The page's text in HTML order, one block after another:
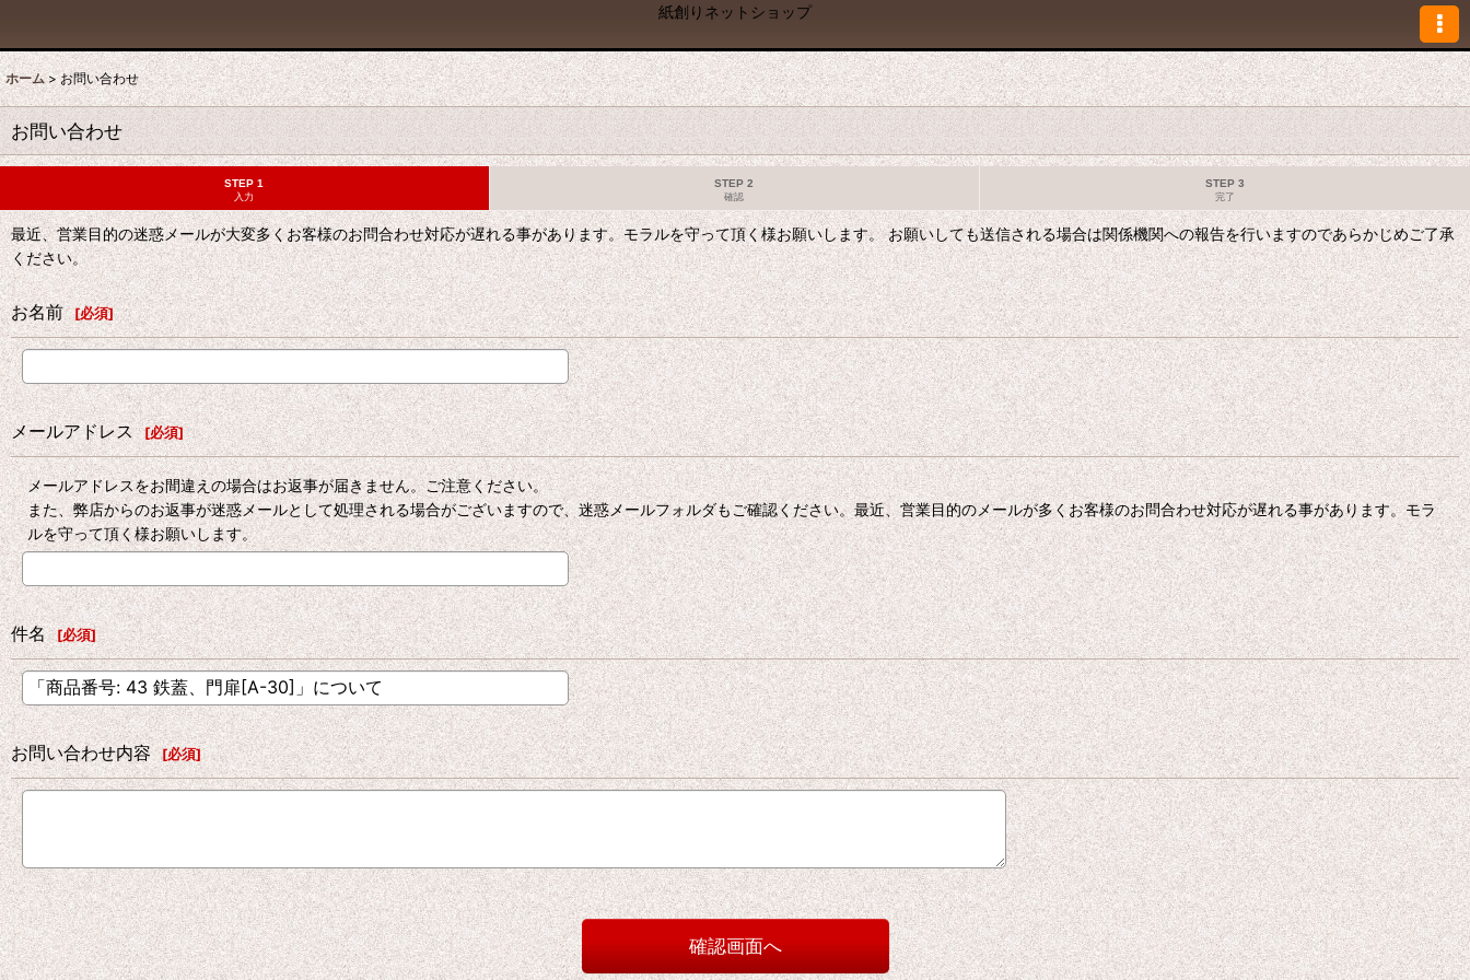
紙創りネットショップ
ホーム > お問い合わせ
お問い合わせ
STEP 1
入力
STEP 2
確認
STEP 3
完了
最近、営業目的の迷惑メールが大変多くお客様のお問合わせ対応が遅れる事があります。モラルを守って頂く様お願いします。 お願いしても送信される場合は関係機関への報告を行いますのであらかじめご了承
ください。
お名前 [必須]
メールアドレス [必須]
メールアドレスをお間違えの場合はお返事が届きません。ご注意ください。
また、弊店からのお返事が迷惑メールとして処理される場合がございますので、迷惑メールフォルダもご確認ください。最近、営業目的のメールが多くお客様のお問合わせ対応が遅れる事があります。モラ
ルを守って頂く様お願いします。
件名 [必須]
お問い合わせ内容 [必須]
確認画面へ